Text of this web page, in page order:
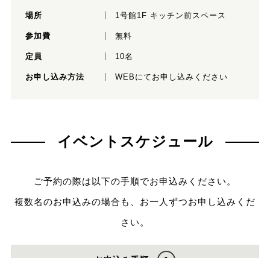
場所 1号館1F キッチン前スペース
参加費 無料
定員 10名
お申し込み方法 WEBにてお申し込みください
イベントスケジュール
ご予約の際は以下の手順でお申込みください。
複数名のお申込みの場合も、お一人ずつお申し込みくだ
さい。